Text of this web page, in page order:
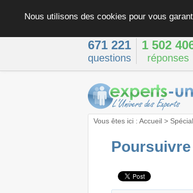
Nous utilisons des cookies pour vous
671 221
questions
1 502
réponses
Vous êtes ici : Accueil>